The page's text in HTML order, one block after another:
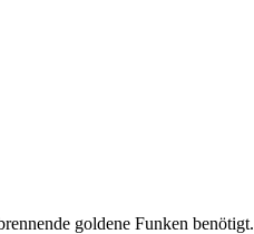
goldene Funken benötigt.